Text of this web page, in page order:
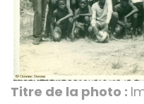
Titre de la photo :